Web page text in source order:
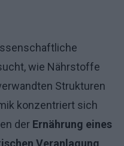
wie Nährstoffe
Strukturen
konzentriert sich
der Ernährung eines
Veranlagung